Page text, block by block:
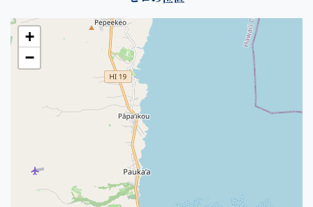
+
−